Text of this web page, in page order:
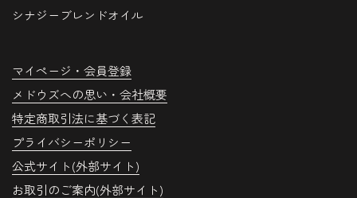
シナジーブレンドオイル
マイページ・会員登録
メドウズへの思い・会社概要
特定商取引法に基づく表記
プライバシーポリシー
公式サイト(外部サイト)
お取引のご案内(外部サイト)